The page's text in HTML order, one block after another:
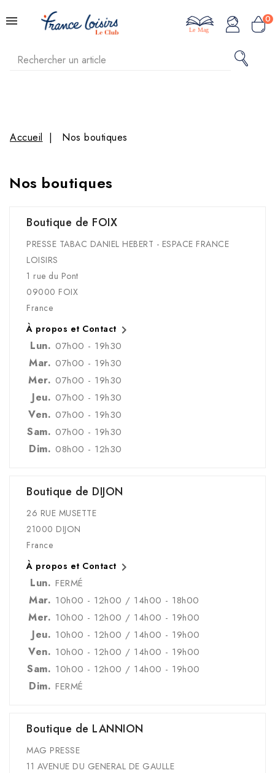
0
Le Mag
Accueil Nos boutiques
Nos boutiques
Boutique de FOIX
PRESSE TABAC DANIEL HEBERT - ESPACE FRANCE
LOISIRS
1 rue du Pont
09000 FOIX
France
À propos et Contact 
Lun. 07h00 - 19h30
Mar. 07h00 - 19h30
Mer. 07h00 - 19h30
Jeu. 07h00 - 19h30
Ven. 07h00 - 19h30
Sam. 07h00 - 19h30
Dim. 08h00 - 12h30
Boutique de DIJON
26 RUE MUSETTE
21000 DIJON
France
À propos et Contact 
Lun. FERMÉ
Mar. 10h00 - 12h00 / 14h00 - 18h00
Mer. 10h00 - 12h00 / 14h00 - 19h00
Jeu. 10h00 - 12h00 / 14h00 - 19h00
Ven. 10h00 - 12h00 / 14h00 - 19h00
Sam. 10h00 - 12h00 / 14h00 - 19h00
Dim. FERMÉ
Boutique de LANNION
MAG PRESSE
11 AVENUE DU GENERAL DE GAULLE